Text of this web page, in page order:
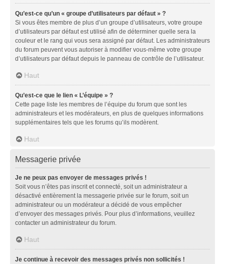
Qu’est-ce qu’un « groupe d’utilisateurs par défaut » ?
Si vous êtes membre de plus d’un groupe d’utilisateurs, votre groupe
d’utilisateurs par défaut est utilisé afin de déterminer quelle sera la
couleur et le rang qui vous sera assigné par défaut. Les administrateurs
du forum peuvent vous autoriser à modifier vous-même votre groupe
d’utilisateurs par défaut depuis le panneau de contrôle de l’utilisateur.
Haut
Qu’est-ce que le lien « L’équipe » ?
Cette page liste les membres de l’équipe du forum que sont les
administrateurs et les modérateurs, en plus de quelques informations
supplémentaires tels que les forums qu’ils modèrent.
Haut
Messagerie privée
Je ne peux pas envoyer de messages privés !
Soit vous n’êtes pas inscrit et connecté, soit un administrateur a
désactivé entièrement la messagerie privée sur le forum, soit un
administrateur ou un modérateur a décidé de vous empêcher
d’envoyer des messages privés. Pour plus d’informations, veuillez
contacter un administrateur du forum.
Haut
Je continue à recevoir des messages privés non sollicités !